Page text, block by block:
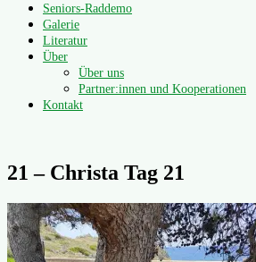
Seniors-Raddemo
Galerie
Literatur
Über
Über uns
Partner:innen und Kooperationen
Kontakt
21 – Christa Tag 21